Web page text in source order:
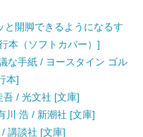
と開脚できるようになるす
本（ソフトカバー）]
な手紙 / ヨースタイン ゴル
本]
/ 光文社 [文庫]
川 浩 / 新潮社 [文庫]
講談社 [文庫]